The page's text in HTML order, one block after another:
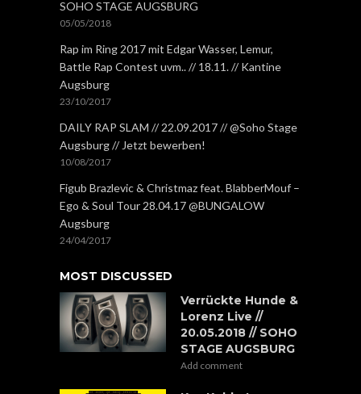
SOHO STAGE AUGSBURG
05/05/2018
Rap im Ring 2017 mit Edgar Wasser, Lemur,
Battle Rap Contest uvm.. // 18.11. // Kantine
Augsburg
23/10/2017
DAILY RAP SLAM // 22.09.2017 // @Soho Stage
Augsburg // Jetzt bewerben!
10/08/2017
Figub Brazlevic & Christmaz feat. BlabberMouf –
Ego & Soul Tour 28.04.17 @BUNGALOW
Augsburg
24/04/2017
MOST DISCUSSED
Verrückte Hunde &
Lorenz Live //
20.05.2018 // SOHO
STAGE AUGSBURG
Add comment